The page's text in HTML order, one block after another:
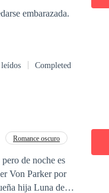
embarazada.
Completed
Romance oscuro
de noche es
hija Luna de